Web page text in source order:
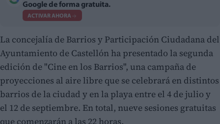
Google de forma gratuita.
ACTIVAR AHORA
La concejalía de Barrios y Participación Ciudadana del
Ayuntamiento de Castellón ha presentado la segunda
edición de "Cine en los Barrios", una campaña de
proyecciones al aire libre que se celebrará en distintos
barrios de la ciudad y en la playa entre el 4 de julio y
el 12 de septiembre. En total, nueve sesiones gratuitas
que comenzarán a las 22 horas.